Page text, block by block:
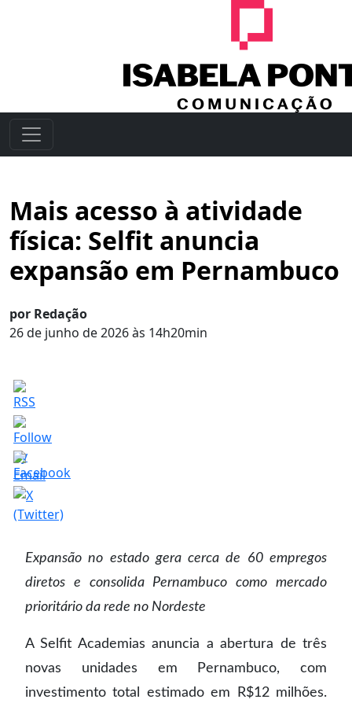
Mais acesso à atividade
física: Selfit anuncia
expansão em Pernambuco
por Redação
26 de junho de 2026 às 14h20min
Expansão no estado gera cerca de 60 empregos
diretos e consolida Pernambuco como mercado
prioritário da rede no Nordeste
A Selfit Academias anuncia a abertura de três
novas unidades em Pernambuco, com
investimento total estimado em R$12 milhões.